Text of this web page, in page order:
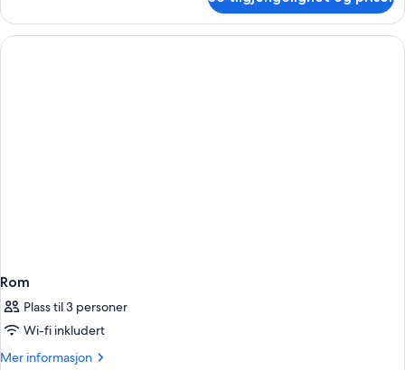
Rom
Plass til 3 personer
Wi-fi inkludert
Mer informasjon
Mer